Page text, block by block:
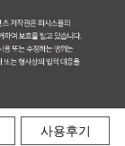
사용후기